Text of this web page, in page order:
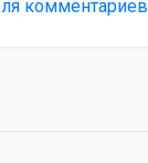
комментариев